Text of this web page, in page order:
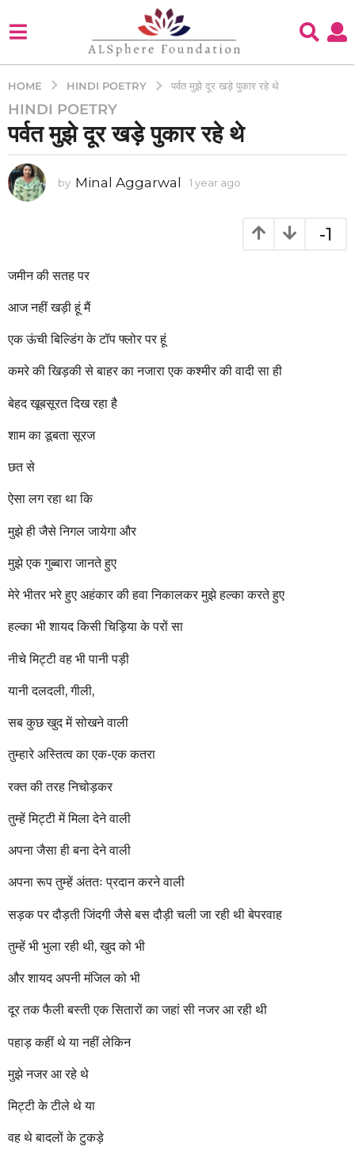
HOME HINDI POETRY पर्वत मुझे दूर खड़े पुकार रहे थे
1
y
a
r
y
r
g
o
HINDI POETRY
पर्वत मुझे दूर खड़े पुकार रहे थे
by Minal Aggarwal 1 year ago
-1
जमीन की सतह पर
आज नहीं खड़ी हूं मैं
एक ऊंची बिल्डिंग के टॉप फ्लोर पर हूं
कमरे की खिड़की से बाहर का नजारा एक कश्मीर की वादी सा ही
बेहद खूबसूरत दिख रहा है
शाम का डूबता सूरज
छत से
ऐसा लग रहा था कि
मुझे ही जैसे निगल जायेगा और
मुझे एक गुब्बारा जानते हुए
मेरे भीतर भरे हुए अहंकार की हवा निकालकर मुझे हल्का करते हुए
हल्का भी शायद किसी चिड़िया के परों सा
नीचे मिट्टी वह भी पानी पड़ी
यानी दलदली, गीली,
सब कुछ खुद में सोखने वाली
तुम्हारे अस्तित्व का एक-एक कतरा
रक्त की तरह निचोड़कर
तुम्हें मिट्टी में मिला देने वाली
अपना जैसा ही बना देने वाली
अपना रूप तुम्हें अंततः प्रदान करने वाली
सड़क पर दौड़ती जिंदगी जैसे बस दौड़ी चली जा रही थी बेपरवाह
तुम्हें भी भुला रही थी, खुद को भी
और शायद अपनी मंजिल को भी
दूर तक फैली बस्ती एक सितारों का जहां सी नजर आ रही थी
पहाड़ कहीं थे या नहीं लेकिन
मुझे नजर आ रहे थे
मिट्टी के टीले थे या
वह थे बादलों के टुकड़े